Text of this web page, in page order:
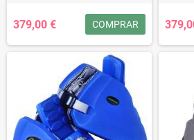
379,00 € COMPRAR